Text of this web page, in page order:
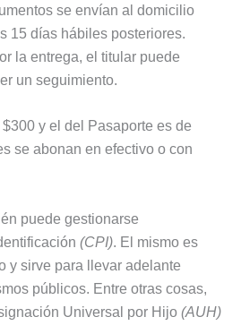
se envían al domicilio
15 días hábiles posteriores.
la entrega, el titular puede
un seguimiento.
y el del Pasaporte es de
se abonan en efectivo o con
puede gestionarse
(CPI). El mismo es
y sirve para llevar adelante
públicos. Entre otras cosas,
Universal por Hijo (AUH)